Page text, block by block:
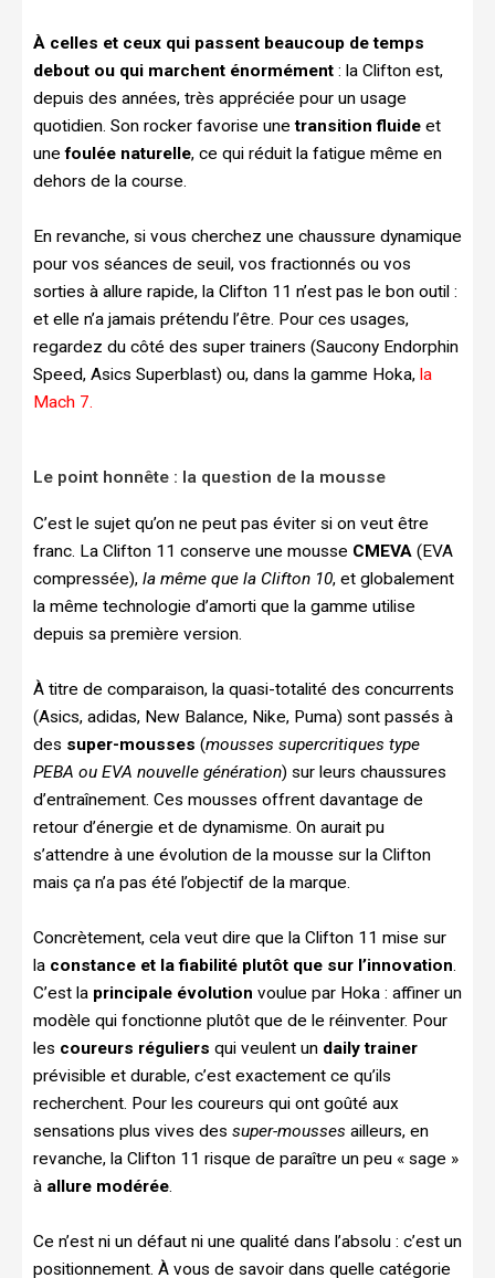
À celles et ceux qui passent beaucoup de temps
debout ou qui marchent énormément : la Clifton est,
depuis des années, très appréciée pour un usage
quotidien. Son rocker favorise unetransition fluide et
unefoulée naturelle, ce qui réduit la fatigue même en
dehors de la course.
En revanche, si vous cherchez une chaussure dynamique
pour vos séances de seuil, vos fractionnés ou vos
sorties à allure rapide, la Clifton 11 n’est pas le bon outil :
et elle n’a jamais prétendu l’être. Pour ces usages,
regardez du côté des super trainers (Saucony Endorphin
Speed, Asics Superblast) ou, dans la gamme Hoka, la
Mach 7.
Le point honnête : la question de la mousse
C’est le sujet qu’on ne peut pas éviter si on veut être
franc. La Clifton 11 conserve une mousse CMEVA (EVA
compressée), la même que la Clifton 10, et globalement
la même technologie d’amorti que la gamme utilise
depuis sa première version.
À titre de comparaison, la quasi-totalité des concurrents
(Asics, adidas, New Balance, Nike, Puma) sont passés à
des super-mousses (mousses supercritiques type
PEBA ou EVA nouvelle génération) sur leurs chaussures
d’entraînement. Ces mousses offrent davantage de
retour d’énergie et de dynamisme. On aurait pu
s’attendre à une évolution de la mousse sur la Clifton
mais ça n’a pas été l’objectif de la marque.
Concrètement, cela veut dire que la Clifton 11 mise sur
la constance et la fiabilité plutôt que sur l’innovation.
C’est la principale évolution voulue par Hoka : affiner un
modèle qui fonctionne plutôt que de le réinventer. Pour
les coureurs réguliers qui veulent un daily trainer
prévisible et durable, c’est exactement ce qu’ils
recherchent. Pour les coureurs qui ont goûté aux
sensations plus vives des super-mousses ailleurs, en
revanche, la Clifton 11 risque de paraître un peu « sage »
à allure modérée.
Ce n’est ni un défaut ni une qualité dans l’absolu : c’est un
positionnement. À vous de savoir dans quelle catégorie